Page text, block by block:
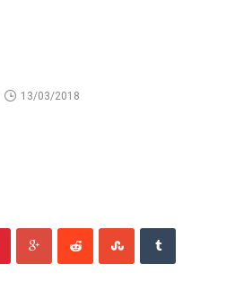
13/03/2018